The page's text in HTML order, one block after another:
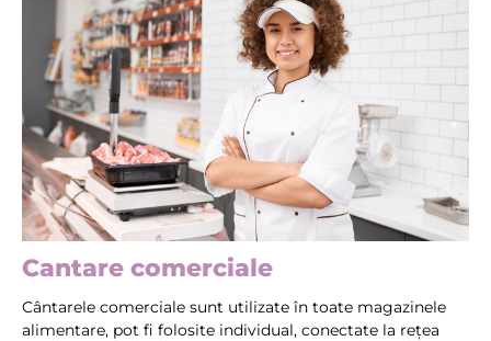
Cantare comerciale
Cântarele comerciale sunt utilizate în toate magazinele
alimentare, pot fi folosite individual, conectate la rețea